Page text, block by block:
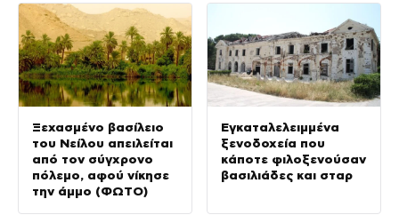
Ξεχασμένο βασίλειο
του Νείλου απειλείται
από τον σύγχρονο
πόλεμο, αφού νίκησε
την άμμο (ΦΩΤΟ)
Εγκαταλελειμμένα
ξενοδοχεία που
κάποτε φιλοξενούσαν
βασιλιάδες και σταρ